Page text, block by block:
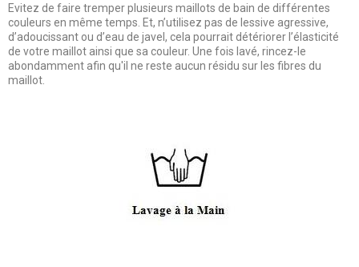
Evitez de faire tremper plusieurs maillots de bain de différentes
couleurs en même temps. Et, n’utilisez pas de lessive agressive,
d’adoucissant ou d’eau de javel, cela pourrait détériorer l’élasticité
de votre maillot ainsi que sa couleur. Une fois lavé, rincez-le
abondamment afin qu'il ne reste aucun résidu sur les fibres du
maillot.